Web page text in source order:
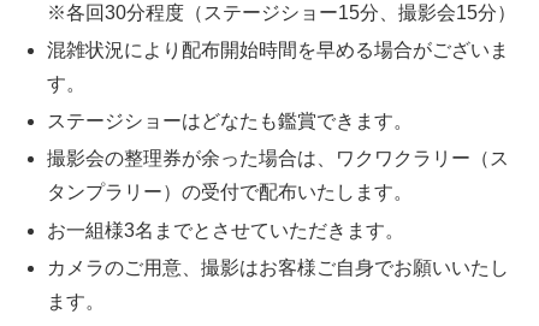
※各回30分程度（ステージショー15分、撮影会15分）
混雑状況により配布開始時間を早める場合がございま
す。
ステージショーはどなたも鑑賞できます。
撮影会の整理券が余った場合は、ワクワクラリー（ス
タンプラリー）の受付で配布いたします。
お一組様3名までとさせていただきます。
カメラのご用意、撮影はお客様ご自身でお願いいたし
ます。